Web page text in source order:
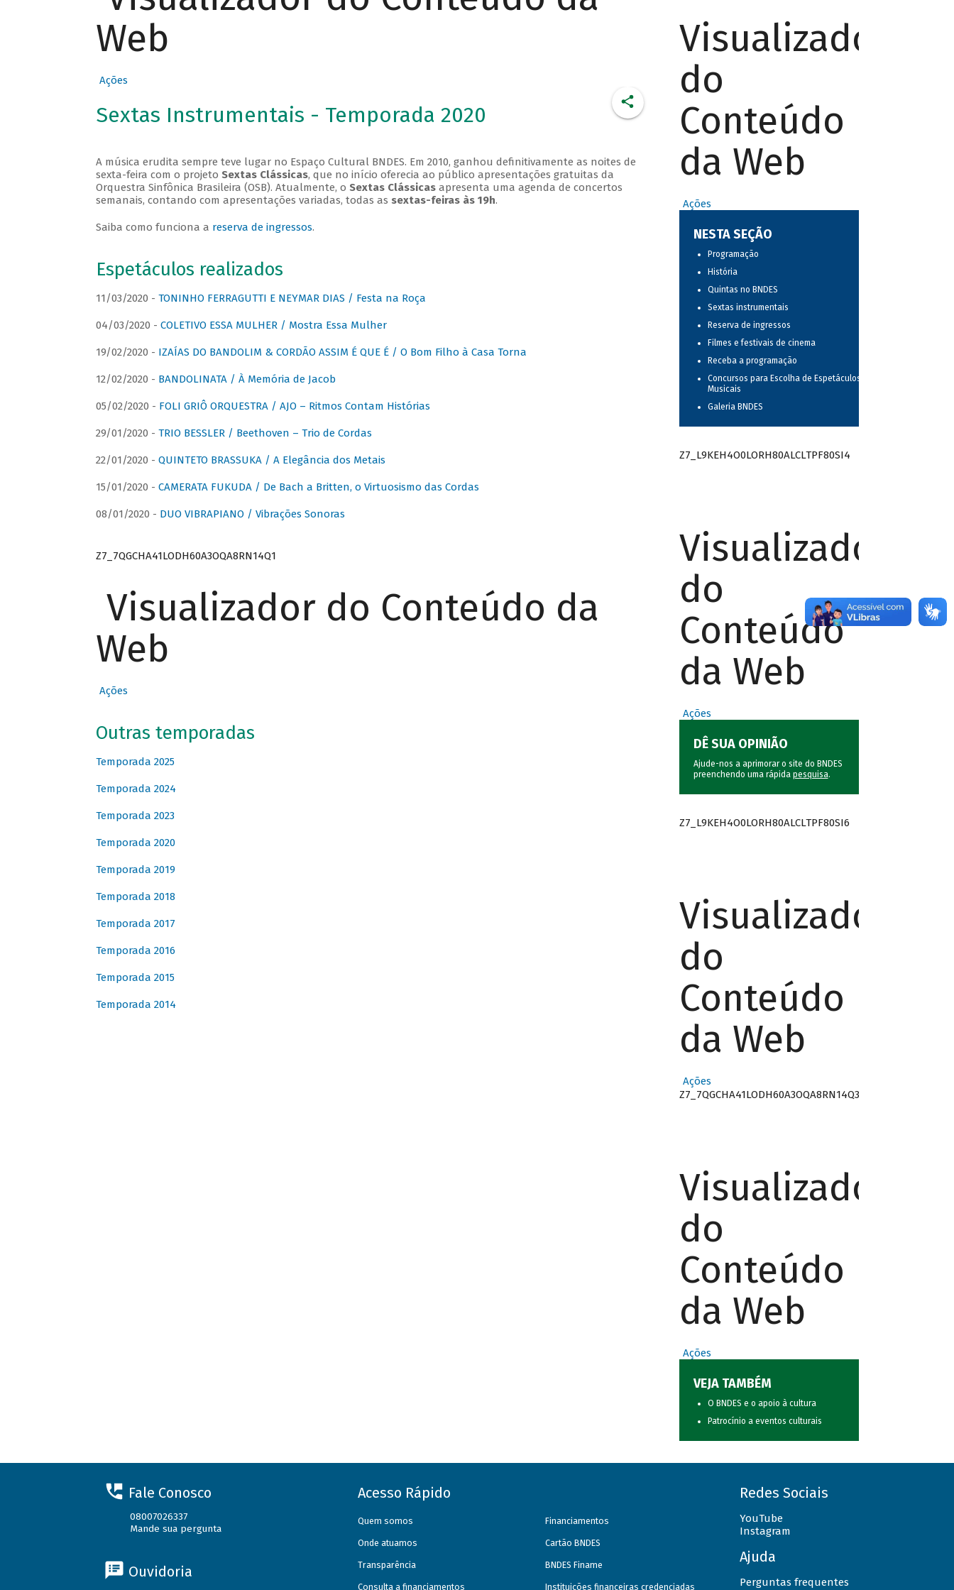
Web
Ações
Sextas Instrumentais - Temporada 2020
A música erudita sempre teve lugar no Espaço Cultural BNDES. Em 2010, ganhou definitivamente as noites de
sexta-feira com o projeto Sextas Clássicas, que no início oferecia ao público apresentações gratuitas da
Orquestra Sinfônica Brasileira (OSB). Atualmente, o Sextas Clássicasapresenta uma agenda de concertos
semanais, contando com apresentações variadas, todas as sextas-feiras às 19h.
Saiba como funciona a reserva de ingressos.
Espetáculos realizados
11/03/2020 - TONINHO FERRAGUTTI E NEYMAR DIAS / Festa na Roça
04/03/2020 - COLETIVO ESSA MULHER / Mostra Essa Mulher
19/02/2020 - IZAÍAS DO BANDOLIM & CORDÃO ASSIM É QUE É / O Bom Filho à Casa Torna
12/02/2020 - BANDOLINATA / À Memória de Jacob
05/02/2020 - FOLI GRIÔ ORQUESTRA / AJO – Ritmos Contam Histórias
29/01/2020 - TRIO BESSLER / Beethoven – Trio de Cordas
22/01/2020 - QUINTETO BRASSUKA / A Elegância dos Metais
15/01/2020 - CAMERATA FUKUDA / De Bach a Britten, o Virtuosismo das Cordas
08/01/2020 - DUO VIBRAPIANO / Vibrações Sonoras
Z7_7QGCHA41LODH60A3OQA8RN14Q1
Visualizador do Conteúdo da
Web
Ações
Outras temporadas
Temporada 2025
Temporada 2024
Temporada 2023
Temporada 2020
Temporada 2019
Temporada 2018
Temporada 2017
Temporada 2016
Temporada 2015
Temporada 2014
Visualizador
do
Conteúdo
da Web
Ações
NESTA SEÇÃO
Programação
História
Quintas no BNDES
Sextas instrumentais
Reserva de ingressos
Filmes e festivais de cinema
Receba a programação
Concursos para Escolha de Espetáculos
Musicais
Galeria BNDES
Z7_L9KEH4O0LORH80ALCLTPF80SI4
Visualizador
do
Conteúdo
da Web
Ações
DÊ SUA OPINIÃO
Ajude-nos a aprimorar o site do BNDES
preenchendo uma rápida pesquisa.
Z7_L9KEH4O0LORH80ALCLTPF80SI6
Visualizador
do
Conteúdo
da Web
Ações
Z7_7QGCHA41LODH60A3OQA8RN14Q3
Visualizador
do
Conteúdo
da Web
Ações
VEJA TAMBÉM
O BNDES e o apoio à cultura
Patrocínio a eventos culturais
Fale Conosco
08007026337
Mande sua pergunta
Ouvidoria
Acesso Rápido
Quem somos
Onde atuamos
Transparência
Consulta a financiamentos
Financiamentos
Cartão BNDES
BNDES Finame
Instituições financeiras credenciadas
Redes Sociais
YouTube
Instagram
Ajuda
Perguntas frequentes